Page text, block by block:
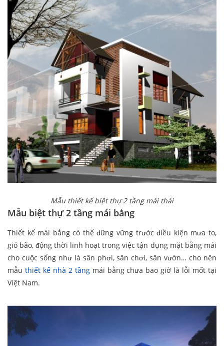
Mẫu thiết kế biệt thự 2 tầng mái thái
Mẫu biệt thự 2 tầng mái bằng
Thiết kế mái bằng có thể đững vững trước điều kiện mưa to,
gió bão, động thời linh hoạt trong việc tận dụng mặt bằng mái
cho cuộc sống như là sân phơi, sân chơi, sân vườn… cho nên
mẫu thiết kế nhà 2 tầngmái bằng chưa bao giờ là lỗi mốt tại
Việt Nam.